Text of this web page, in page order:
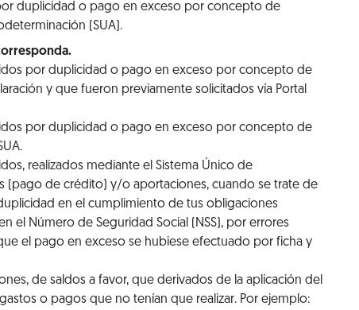
duplicidad o pago en exceso por concepto de
(SUA).
por duplicidad o pago en exceso por concepto de
y que fueron previamente solicitados vía Portal
por duplicidad o pago en exceso por concepto de
realizados mediante el Sistema Único de
(pago de crédito) y/o aportaciones, cuando se trate de
en el cumplimiento de tus obligaciones
el Número de Seguridad Social (NSS), por errores
el pago en exceso se hubiese efectuado por ficha y
de saldos a favor, que derivados de la aplicación del
o pagos que no tenían que realizar. Por ejemplo: